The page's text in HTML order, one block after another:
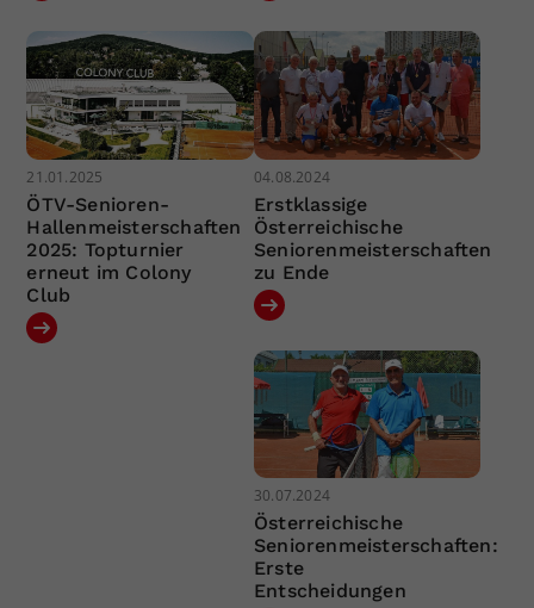
21.01.2025
ÖTV-Senioren-
Hallenmeisterschaften
2025: Topturnier
erneut im Colony
Club
04.08.2024
Erstklassige
Österreichische
Seniorenmeisterschaften
zu Ende
30.07.2024
Österreichische
Seniorenmeisterschaften:
Erste
Entscheidungen